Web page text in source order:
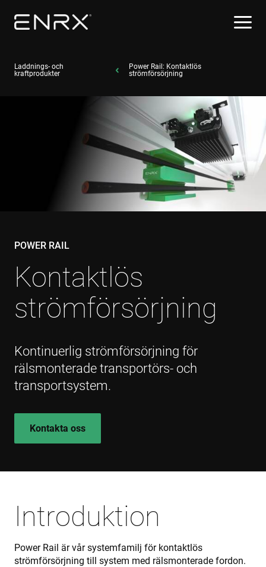
Laddnings- och
kraftprodukter
Power Rail: Kontaktlös
strömförsörjning
POWER RAIL
Kontaktlös
strömförsörjning
Kontinuerlig strömförsörjning för
rälsmonterade transportörs- och
transportsystem.
Kontakta oss
Introduktion
Power Rail är vår systemfamilj för kontaktlös
strömförsörjning till system med rälsmonterade fordon.